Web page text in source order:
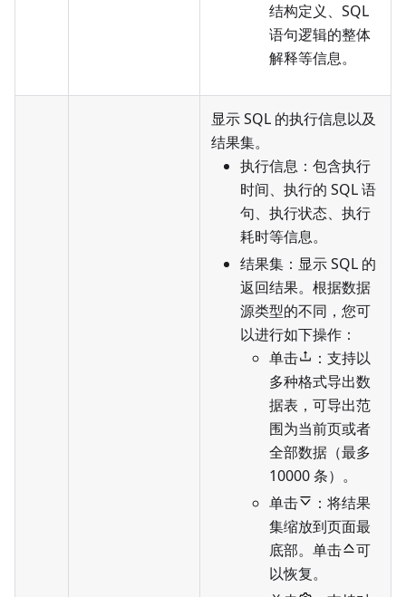
结构定义、SQL
语句逻辑的整体
解释等信息。
显示 SQL 的执行信息以及
结果集。
执行信息：包含执行
时间、执行的 SQL 语
句、执行状态、执行
耗时等信息。
结果集：显示 SQL 的
返回结果。根据数据
源类型的不同，您可
以进行如下操作：
单击
：支持以
多种格式导出数
据表，可导出范
围为当前页或者
全部数据（最多
10000 条）。
单击
：将结果
集缩放到页面最
底部。单击
可
以恢复。